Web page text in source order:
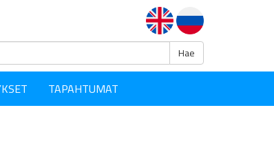
Haku
Hae
TAPAHTUMAT